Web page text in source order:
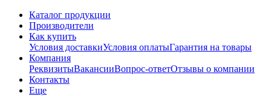
Каталог продукции
Производители
Как купить
Условия доставкиУсловия оплатыГарантия на товары
Компания
РеквизитыВакансииВопрос-ответОтзывы о компании
Контакты
Еще